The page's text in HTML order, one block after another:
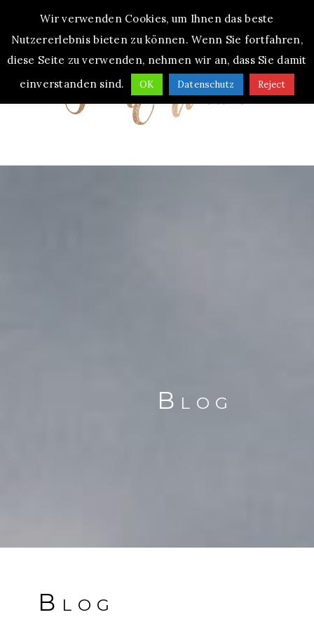
MENU
Blog
Blog
Wir verwenden Cookies, um Ihnen das beste
Nutzererlebnis bieten zu können. Wenn Sie fortfahren,
diese Seite zu verwenden, nehmen wir an, dass Sie damit
einverstanden sind.
OK Datenschutz Reject